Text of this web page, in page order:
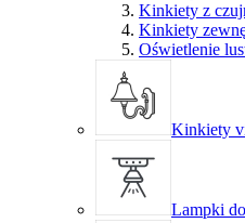
Kinkiety z
Kinkiety
Oświetlenie
Kinkiety
Lampki